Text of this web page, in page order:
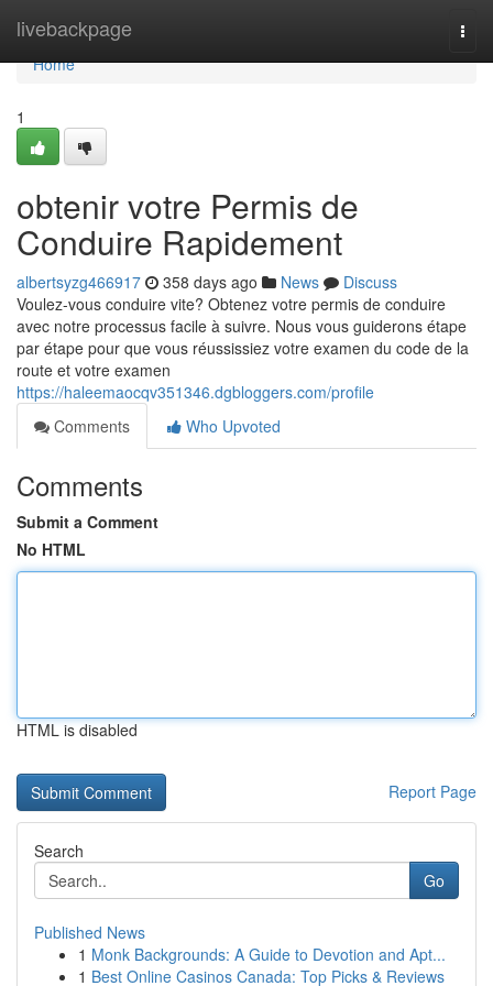
livebackpage
Home
Home
1
obtenir votre Permis de
Conduire Rapidement
albertsyzg466917 358 days ago News
Discuss
Voulez-vous conduire vite? Obtenez votre permis de conduire
avec notre processus facile à suivre. Nous vous guiderons étape
par étape pour que vous réussissiez votre examen du code de la
route et votre examen
https://haleemaocqv351346.dgbloggers.com/profile
Comments
Who Upvoted
Comments
Submit a Comment
No HTML
HTML is disabled
Report Page
Search
Go
Published News
1 Monk Backgrounds: A Guide to Devotion and Apt...
1 Best Online Casinos Canada: Top Picks & Reviews